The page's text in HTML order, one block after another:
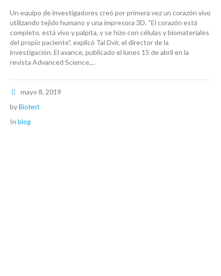
Un equipo de investigadores creó por primera vez un corazón vivo
utilizando tejido humano y una impresora 3D. “El corazón está
completo, está vivo y palpita, y se hizo con células y biomateriales
del propio paciente”, explicó Tal Dvir, el director de la
investigación. El avance, publicado el lunes 15 de abril en la
revista Advanced Science,...
mayo 8, 2019
byBiotest
In blog